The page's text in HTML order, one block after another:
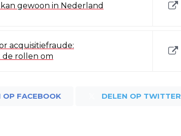
gewoon in Nederland
acquisitiefraude:
de rollen om
OP FACEBOOK DELEN OP TWITTER